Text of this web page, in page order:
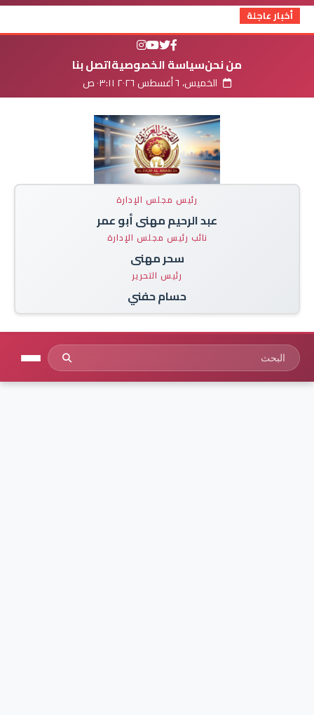
أخبار عاجلة
من نحنسياسة الخصوصيةاتصل بنا
الخميس، ٦ أغسطس ٢٠٢٦ ٠٣:١١ ص
رئيس مجلس الإدارة
عبد الرحيم مهنى أبو عمر
نائب رئيس مجلس الإدارة
سحر مهنى
رئيس التحرير
حسام حفني